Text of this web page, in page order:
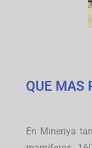
QUE MAS
En Mineriya